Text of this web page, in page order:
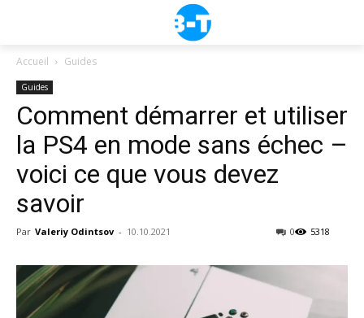
Accueil Guides
Guides
Comment démarrer et utiliser
la PS4 en mode sans échec –
voici ce que vous devez
savoir
Par Valeriy Odintsov - 10.10.2021 5318
0